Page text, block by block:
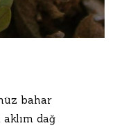
bahar
dağ